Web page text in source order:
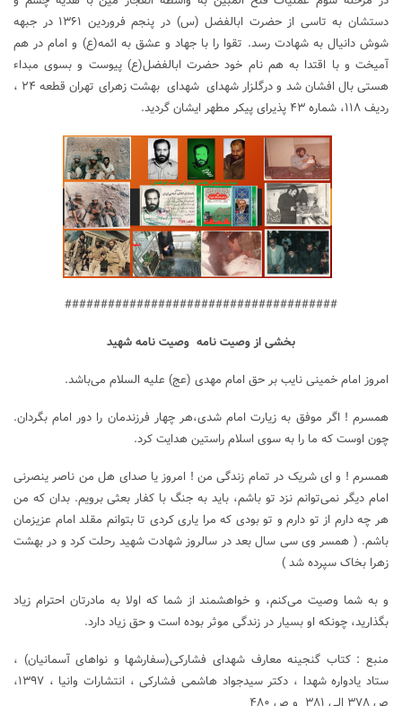
دستشان به تاسی از حضرت ابالفضل (س) در پنجم فروردین ۱۳۶۱ در جبهه
شوش دانیال به شهادت رسد. تقوا را با جهاد و عشق به ائمه(ع) و امام در هم
آمیخت و با اقتدا به هم نام خود حضرت ابالفضل(ع) پیوست و بسوی مبداء
هستی بال افشان شد و درگلزار شهدای شهدای
بهشت زهرای تهران قطعه ۲۴ ،
ردیف ۱۱۸، شماره ۴۳ پذیرای پیکر مطهر ایشان گردید.
######################################
بخشی از وصیت نامه وصیت نامه شهید
امروز امام خمینی نایب بر حق امام مهدی (عج) علیه السلام می‌باشد.
همسرم ! اگر موفق به زیارت امام شدی،هر چهار فرزندمان را دور امام بگردان.
چون اوست که ما را به سوی اسلام راستین هدایت کرد.
همسرم ! و‌ ای شریک در تمام زندگی من ! امروز یا صدای هل من ناصر ینصرنی
امام دیگر نمی‌توانم نزد تو باشم، باید به جنگ با کفار بعثی برویم. بدان که من
هر چه دارم از تو دارم و تو بودی که مرا یاری کردی تا بتوانم مقلد امام عزیزمان
باشم. ( همسر وی سی سال بعد در سالروز شهادت شهید رحلت کرد و در بهشت
زهرا بخاک سپرده شد )
و به شما وصیت می‌کنم، و خواهشمند از شما که اولا به مادرتان احترام زیاد
بگذارید، چونکه او بسیار در زندگی موثر بوده است و حق زیاد دارد.
منبع : کتاب گنجینه معارف شهدای فشارکی(سفارشها و نواهای آسمانیان) ،
ستاد یادواره شهدا ، دکتر سیدجواد هاشمی فشارکی ، انتشارات وانیا ، ۱۳۹۷،